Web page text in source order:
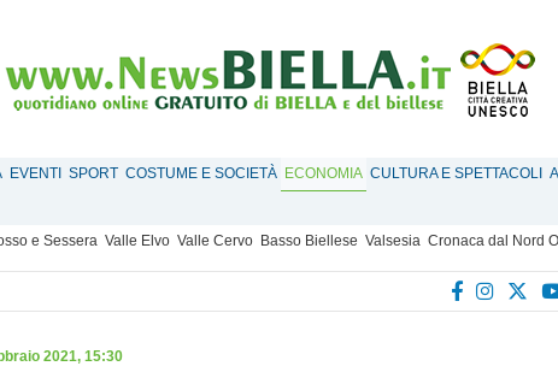
EVENTI SPORT COSTUME E SOCIETÀ ECONOMIA CULTURA E SPETTACOLI
e Sessera Valle Elvo Valle Cervo Basso Biellese Valsesia Cronaca dal Nord
2021, 15:30